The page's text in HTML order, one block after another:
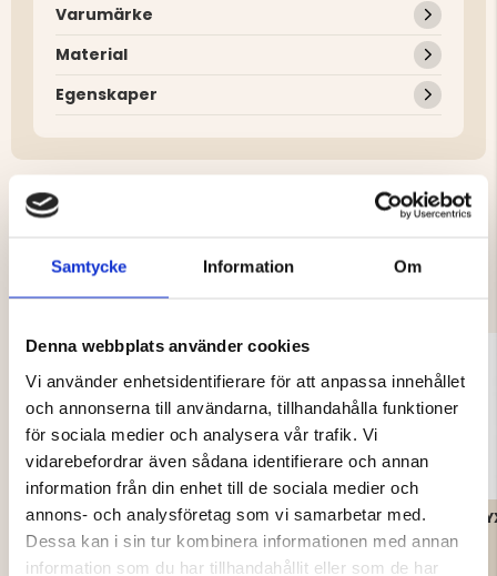
Samtycke Information Om
Denna webbplats använder cookies
Vi använder enhetsidentifierare för att anpassa innehållet
och annonserna till användarna, tillhandahålla funktioner
för sociala medier och analysera vår trafik. Vi
vidarebefordrar även sådana identifierare och annan
information från din enhet till de sociala medier och
annons- och analysföretag som vi samarbetar med.
Dessa kan i sin tur kombinera informationen med annan
information som du har tillhandahållit eller som de har
Varumärke
Material
Egenskaper
AV
BÄRRENSARE FÖR
DAMMSUGARE
PLOCKA SVAMP - SET